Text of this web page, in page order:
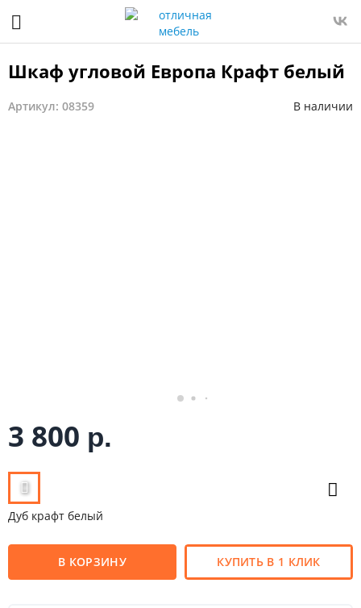
Шкаф угловой Европа Крафт белый
Артикул: 08359 В наличии
3 800 р.
Дуб крафт белый
В КОРЗИНУ КУПИТЬ В 1 КЛИК